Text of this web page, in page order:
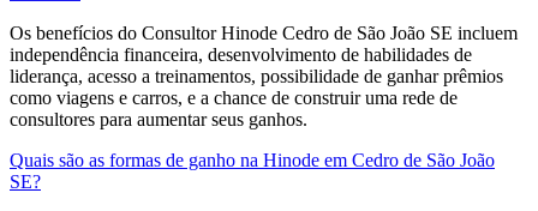
Os benefícios do Consultor Hinode Cedro de São João SE incluem
independência financeira, desenvolvimento de habilidades de
liderança, acesso a treinamentos, possibilidade de ganhar prêmios
como viagens e carros, e a chance de construir uma rede de
consultores para aumentar seus ganhos.
Quais são as formas de ganho na Hinode em Cedro de São João
SE?